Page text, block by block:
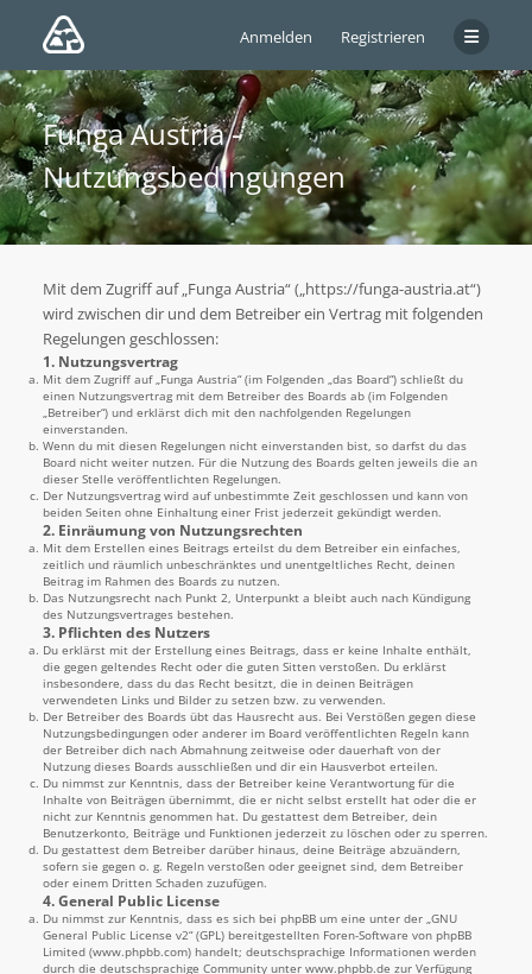
Anmelden Registrieren
Funga Austria -
Nutzungsbedingungen
Mit dem Zugriff auf „Funga Austria“ („https://funga-austria.at“)
wird zwischen dir und dem Betreiber ein Vertrag mit folgenden
Regelungen geschlossen:
1. Nutzungsvertrag
Mit dem Zugriff auf „Funga Austria“ (im Folgenden „das Board“) schließt du
einen Nutzungsvertrag mit dem Betreiber des Boards ab (im Folgenden
„Betreiber“) und erklärst dich mit den nachfolgenden Regelungen
einverstanden.
Wenn du mit diesen Regelungen nicht einverstanden bist, so darfst du das
Board nicht weiter nutzen. Für die Nutzung des Boards gelten jeweils die an
dieser Stelle veröffentlichten Regelungen.
Der Nutzungsvertrag wird auf unbestimmte Zeit geschlossen und kann von
beiden Seiten ohne Einhaltung einer Frist jederzeit gekündigt werden.
2. Einräumung von Nutzungsrechten
Mit dem Erstellen eines Beitrags erteilst du dem Betreiber ein einfaches,
zeitlich und räumlich unbeschränktes und unentgeltliches Recht, deinen
Beitrag im Rahmen des Boards zu nutzen.
Das Nutzungsrecht nach Punkt 2, Unterpunkt a bleibt auch nach Kündigung
des Nutzungsvertrages bestehen.
3. Pflichten des Nutzers
Du erklärst mit der Erstellung eines Beitrags, dass er keine Inhalte enthält,
die gegen geltendes Recht oder die guten Sitten verstoßen. Du erklärst
insbesondere, dass du das Recht besitzt, die in deinen Beiträgen
verwendeten Links und Bilder zu setzen bzw. zu verwenden.
Der Betreiber des Boards übt das Hausrecht aus. Bei Verstößen gegen diese
Nutzungsbedingungen oder anderer im Board veröffentlichten Regeln kann
der Betreiber dich nach Abmahnung zeitweise oder dauerhaft von der
Nutzung dieses Boards ausschließen und dir ein Hausverbot erteilen.
Du nimmst zur Kenntnis, dass der Betreiber keine Verantwortung für die
Inhalte von Beiträgen übernimmt, die er nicht selbst erstellt hat oder die er
nicht zur Kenntnis genommen hat. Du gestattest dem Betreiber, dein
Benutzerkonto, Beiträge und Funktionen jederzeit zu löschen oder zu sperren.
Du gestattest dem Betreiber darüber hinaus, deine Beiträge abzuändern,
sofern sie gegen o. g. Regeln verstoßen oder geeignet sind, dem Betreiber
oder einem Dritten Schaden zuzufügen.
4. General Public License
Du nimmst zur Kenntnis, dass es sich bei phpBB um eine unter der „GNU
General Public License v2“ (GPL) bereitgestellten Foren-Software von phpBB
Limited (www.phpbb.com) handelt; deutschsprachige Informationen werden
durch die deutschsprachige Community unter www.phpbb.de zur Verfügung